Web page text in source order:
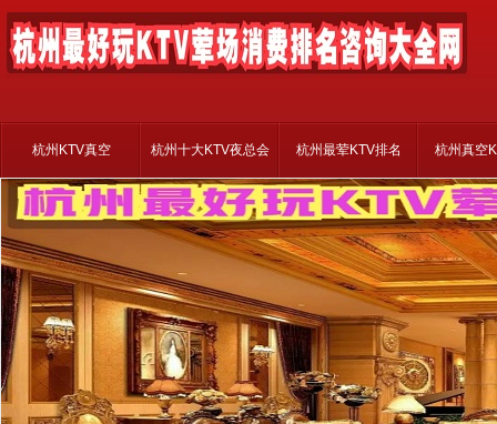
杭州KTV真空 杭州十大KTV夜总会 杭州最荤KTV排名 杭州真空